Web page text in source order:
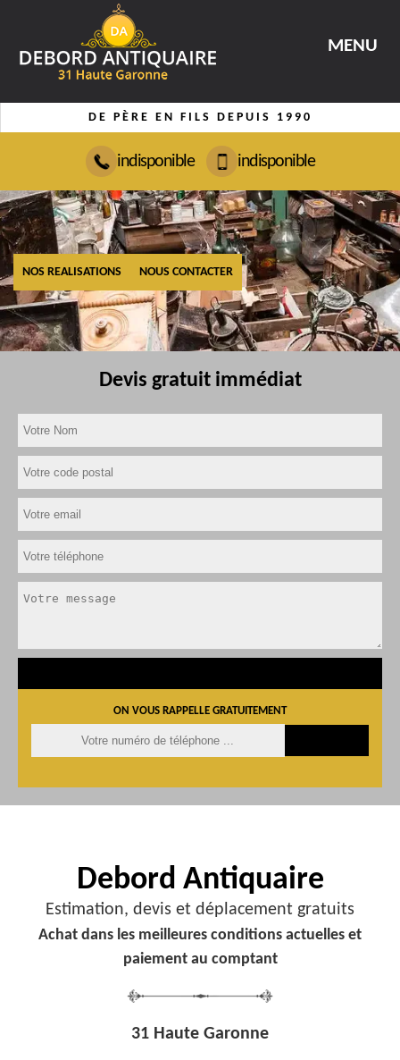
MENU
DE PÈRE EN FILS DEPUIS 1990
indisponible indisponible
NOS REALISATIONS NOUS CONTACTER
Devis gratuit immédiat
ON VOUS RAPPELLE GRATUITEMENT
Debord Antiquaire
Estimation, devis et déplacement gratuits
Achat dans les meilleures conditions actuelles et
paiement au comptant
31 Haute Garonne